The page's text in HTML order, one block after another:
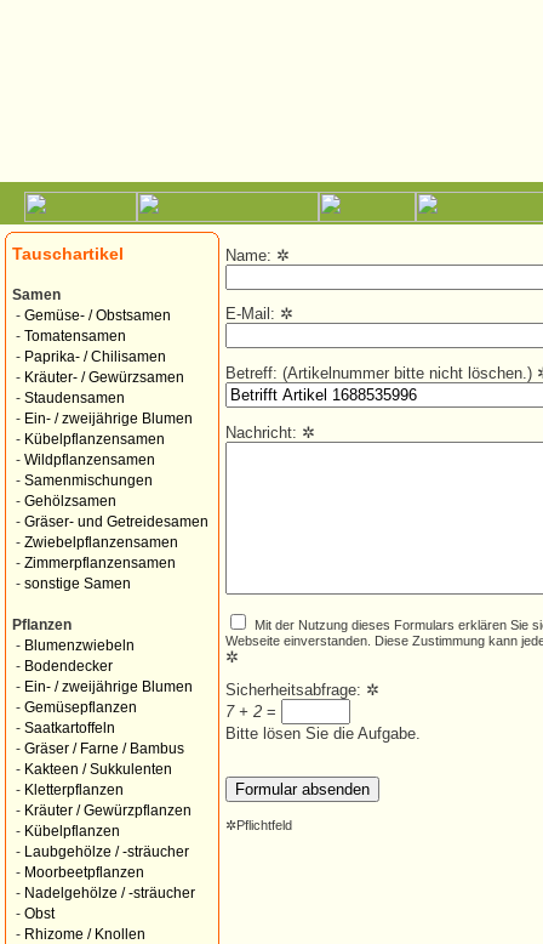
Tauschartikel
Samen
- Gemüse- / Obstsamen
- Tomatensamen
- Paprika- / Chilisamen
- Kräuter- / Gewürzsamen
- Staudensamen
- Ein- / zweijährige Blumen
- Kübelpflanzensamen
- Wildpflanzensamen
- Samenmischungen
- Gehölzsamen
- Gräser- und Getreidesamen
- Zwiebelpflanzensamen
- Zimmerpflanzensamen
- sonstige Samen
Pflanzen
- Blumenzwiebeln
- Bodendecker
- Ein- / zweijährige Blumen
- Gemüsepflanzen
- Saatkartoffeln
- Gräser / Farne / Bambus
- Kakteen / Sukkulenten
- Kletterpflanzen
- Kräuter / Gewürzpflanzen
- Kübelpflanzen
-
Laubgehölze / -sträucher
- Moorbeetpflanzen
- Nadelgehölze / -sträucher
- Obst
- Rhizome / Knollen
Name: ✲
E-Mail: ✲
Betreff: (Artikelnummer bitte nicht löschen.)
Nachricht: ✲
Mit der Nutzung dieses Formulars erklären Sie
Webseite einverstanden. Diese Zustimmung kann
✲
Sicherheitsabfrage: ✲
7 + 2 =
Bitte lösen Sie die Aufgabe.
✲Pflichtfeld